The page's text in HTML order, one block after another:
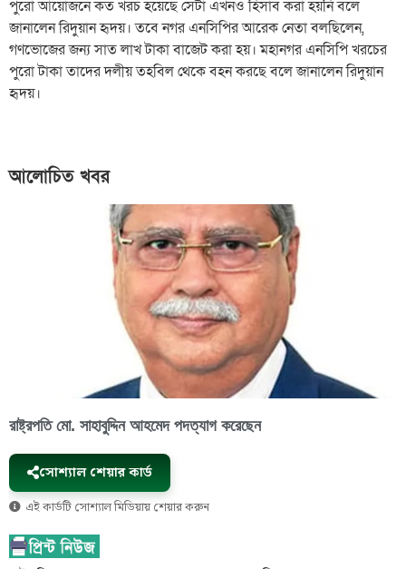
পুরো আয়োজনে কত খরচ হয়েছে সেটা এখনও হিসাব করা হয়নি বলে
জানালেন রিদুয়ান হৃদয়। তবে নগর এনসিপির আরেক নেতা বলছিলেন,
গণভোজের জন্য সাত লাখ টাকা বাজেট করা হয়। মহানগর এনসিপি খরচের
পুরো টাকা তাদের দলীয় তহবিল থেকে বহন করছে বলে জানালেন রিদুয়ান
হৃদয়।
আলোচিত খবর
রাষ্ট্রপতি মো. সাহাবুদ্দিন আহমেদ পদত্যাগ করেছেন
সোশ্যাল শেয়ার কার্ড
এই কার্ডটি সোশ্যাল মিডিয়ায় শেয়ার করুন